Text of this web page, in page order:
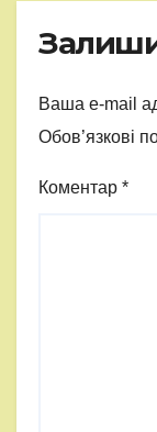
Ваша e-mail
Обов’язкові
Коментар *